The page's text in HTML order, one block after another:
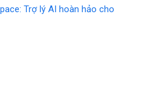
Trợ lý AI hoàn hảo cho